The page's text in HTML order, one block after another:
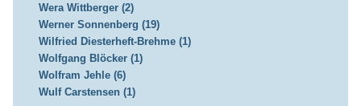
Wera Wittberger (2)
Werner Sonnenberg (19)
Wilfried Diesterheft-Brehme (1)
Wolfgang Blöcker (1)
Wolfram Jehle (6)
Wulf Carstensen (1)